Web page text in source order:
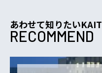
あわせて知りたいKAIT
RECOMMEND